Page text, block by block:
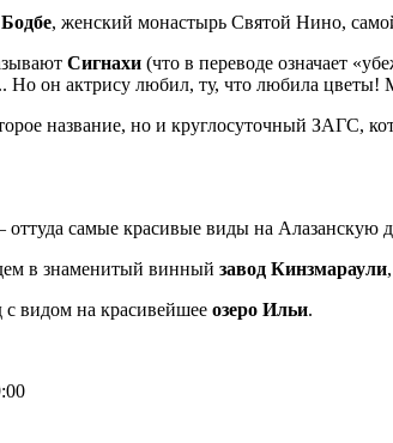
Бодбе, женский монастырь Святой Нино,
Сигнахи (что в переводе означает
он актрису любил, ту, что любила цветы!
название, но и круглосуточный ЗАГС,
оттуда самые красивые виды на Алазанскую
в знаменитый винный завод Кинзмараули
с видом на красивейшее озеро Ильи.